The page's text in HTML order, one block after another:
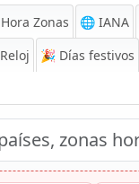
Hora Zonas 🌐 IANA
Reloj 🎉 Días festivos